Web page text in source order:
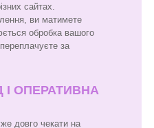
сайтах.
ви матимете
обробка вашого
за
ОПЕРАТИВНА
довго чекати на